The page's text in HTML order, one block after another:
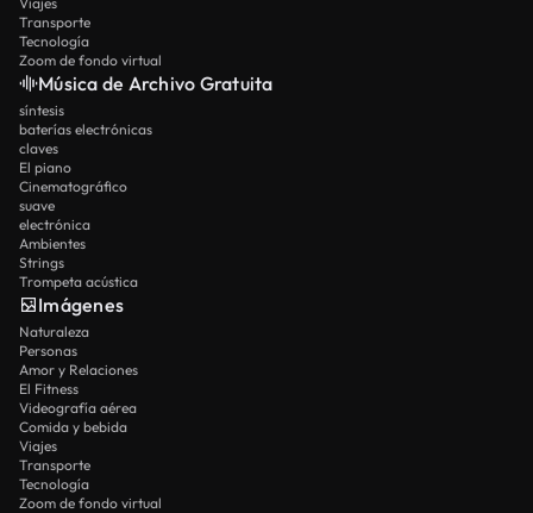
Transporte
Tecnología
Zoom de fondo virtual
Música de Archivo Gratuita
síntesis
baterías electrónicas
claves
El piano
Cinematográfico
suave
electrónica
Ambientes
Strings
Trompeta acústica
Imágenes
Naturaleza
Personas
Amor y Relaciones
El Fitness
Videografía aérea
Comida y bebida
Viajes
Transporte
Tecnología
Zoom de fondo virtual